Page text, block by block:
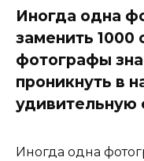
Иногда одна
заменить 1000
фотографы
проникнуть в
удивительную
Иногда одна